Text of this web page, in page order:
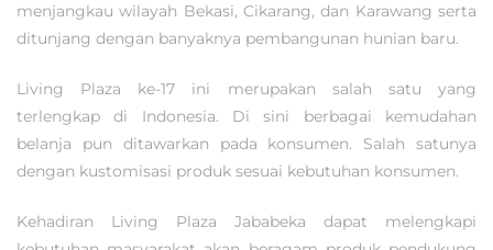
menjangkau wilayah Bekasi, Cikarang, dan Karawang serta
ditunjang dengan banyaknya pembangunan hunian baru.
Living Plaza ke-17 ini merupakan salah satu yang
terlengkap di Indonesia. Di sini berbagai kemudahan
belanja pun ditawarkan pada konsumen. Salah satunya
dengan kustomisasi produk sesuai kebutuhan konsumen.
Kehadiran Living Plaza Jababeka dapat melengkapi